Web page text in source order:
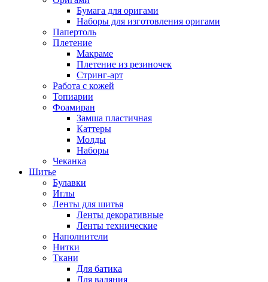
Бумага для оригами
Наборы для изготовления оригами
Папертоль
Плетение
Макраме
Плетение из резиночек
Стринг-арт
Работа с кожей
Топиарии
Фоамиран
Замша пластичная
Каттеры
Молды
Наборы
Чеканка
Шитье
Булавки
Иглы
Ленты для шитья
Ленты декоративные
Ленты технические
Наполнители
Нитки
Ткани
Для батика
Для валяния